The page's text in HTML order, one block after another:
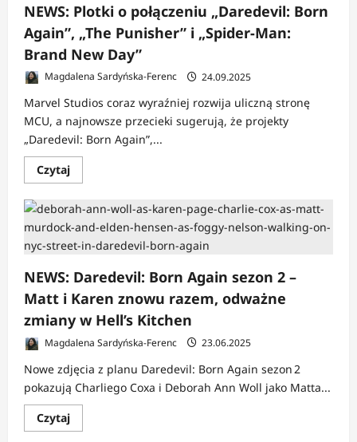
NEWS: Plotki o połączeniu „Daredevil: Born
Again”, „The Punisher” i „Spider-Man:
Brand New Day”
Magdalena Sardyńska-Ferenc 24.09.2025
Marvel Studios coraz wyraźniej rozwija uliczną stronę
MCU, a najnowsze przecieki sugerują, że projekty
„Daredevil: Born Again”,...
CzytajDowiedz
się
o
NEWS:
Plotki
o
połączeniu
Born
Again”,
„The
Punisher”
i
„Spider-
Man:
Brand
Day”
NEWS: Daredevil: Born Again sezon 2 –
Matt i Karen znowu razem, odważne
zmiany w Hell’s Kitchen
Magdalena Sardyńska-Ferenc 23.06.2025
Nowe zdjęcia z planu Daredevil: Born Again sezon 2
pokazują Charliego Coxa i Deborah Ann Woll jako Matta...
CzytajDowiedz
się